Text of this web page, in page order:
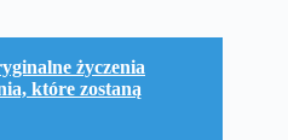
życzenia
które zostaną